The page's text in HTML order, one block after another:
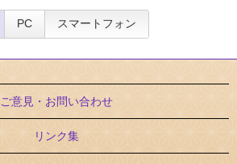
PC スマートフォン
ご意見・お問い合わせ
リンク集